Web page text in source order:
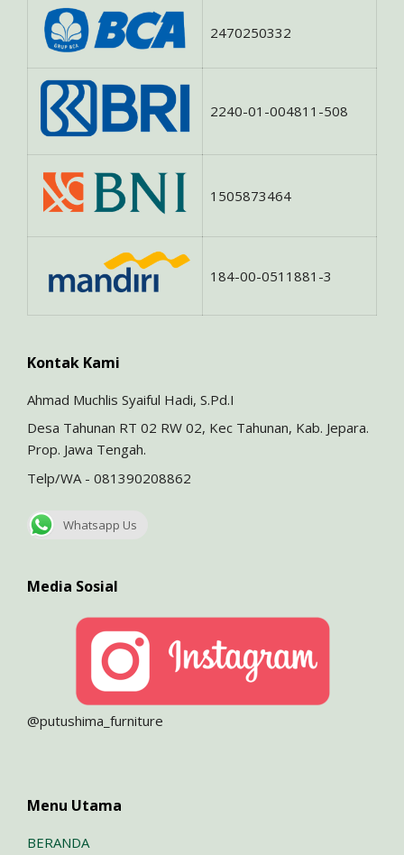
2470250332
2240-01-004811-508
1505873464
184-00-0511881-3
Kontak Kami
Ahmad Muchlis Syaiful Hadi, S.Pd.I
Desa Tahunan RT 02 RW 02, Kec Tahunan, Kab. Jepara.
Prop. Jawa Tengah.
Telp/WA - 081390208862
Whatsapp Us
Media Sosial
@putushima_furniture
Menu Utama
BERANDA